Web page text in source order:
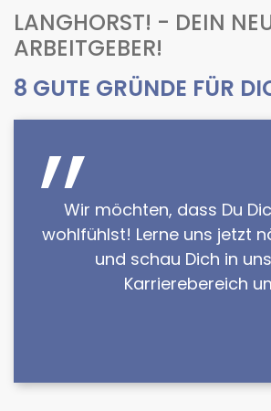
LANGHORST! - DEIN
ARBEITGEBER!
8 GUTE GRÜNDE FÜR
Wir möchten, dass Du
wohlfühlst! Lerne uns jetzt
und schau Dich in
Karrierebereich